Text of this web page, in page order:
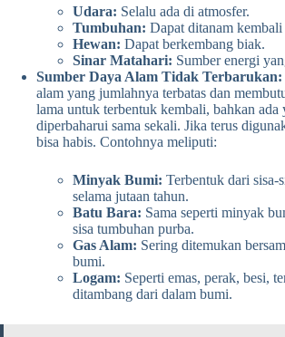
Udara: Selalu ada di atmosfer.
Tumbuhan: Dapat ditanam
Hewan: Dapat berkembang biak.
Sinar Matahari: Sumber energi
Sumber Daya Alam Tidak Terbarukan:
alam yang jumlahnya terbatas dan
lama untuk terbentuk kembali, bahkan ada
diperbaharui sama sekali. Jika terus
bisa habis. Contohnya meliputi:
Minyak Bumi: Terbentuk dari sisa-
selama jutaan tahun.
Batu Bara: Sama seperti minyak
sisa tumbuhan purba.
Gas Alam: Sering ditemukan
bumi.
Logam: Seperti emas, perak, besi,
ditambang dari dalam bumi.